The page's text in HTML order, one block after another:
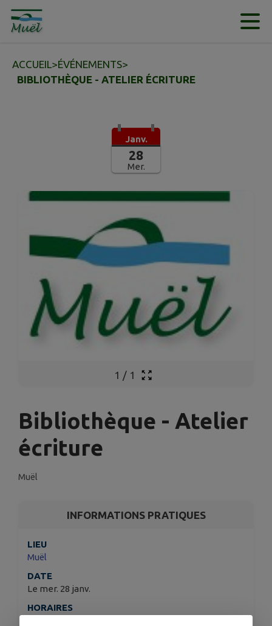
Contenu
ACCUEIL>ÉVÉNEMENTS>
BIBLIOTHÈQUE - ATELIER ÉCRITURE
Janv.
28
Mer.
1 / 1
Bibliothèque - Atelier
écriture
Muël
INFORMATIONS PRATIQUES
LIEU
Muël
DATE
Le mer. 28 janv.
HORAIRES